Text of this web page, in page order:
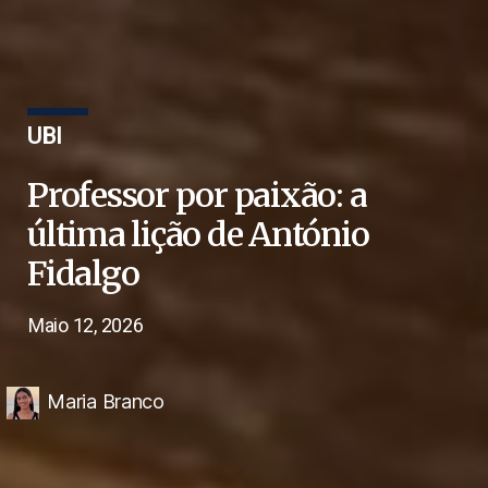
UBI
Professor por paixão: a
última lição de António
Fidalgo
Maio 12, 2026
Maria Branco